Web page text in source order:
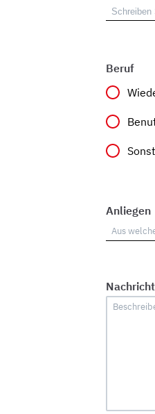
Beruf
Anliegen
Nachricht